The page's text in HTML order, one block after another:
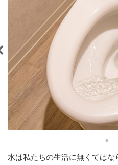
水は私たちの生活に無くては